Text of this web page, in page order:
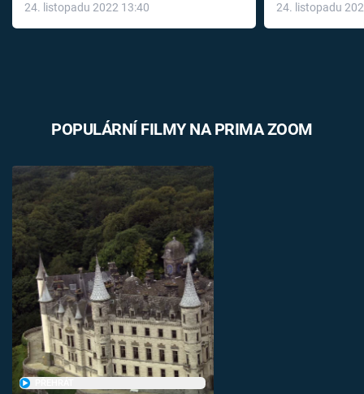
24. listopadu 2022 13:40
léky
24. listopadu
POPULÁRNÍ FILMY NA PRIMA ZOOM